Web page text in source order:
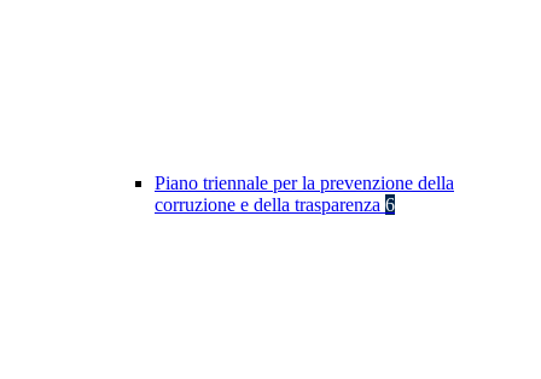
Piano triennale per la prevenzione della
corruzione e della trasparenza 6